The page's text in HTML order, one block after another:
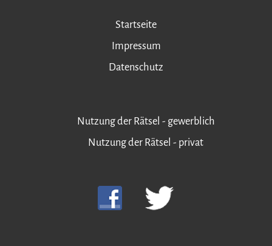
Startseite
Impressum
Datenschutz
Nutzung der Rätsel - gewerblich
Nutzung der Rätsel - privat